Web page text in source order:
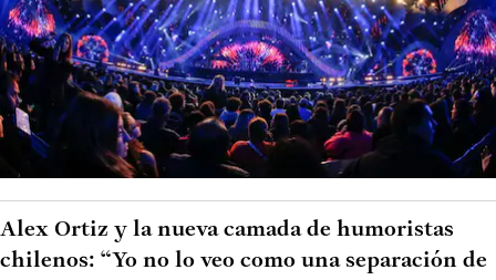
Alex Ortiz y la nueva camada de humoristas
chilenos: “Yo no lo veo como una separación de